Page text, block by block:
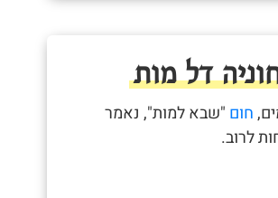
דל מות
חום "שבא למות", נאמר
לרוב.